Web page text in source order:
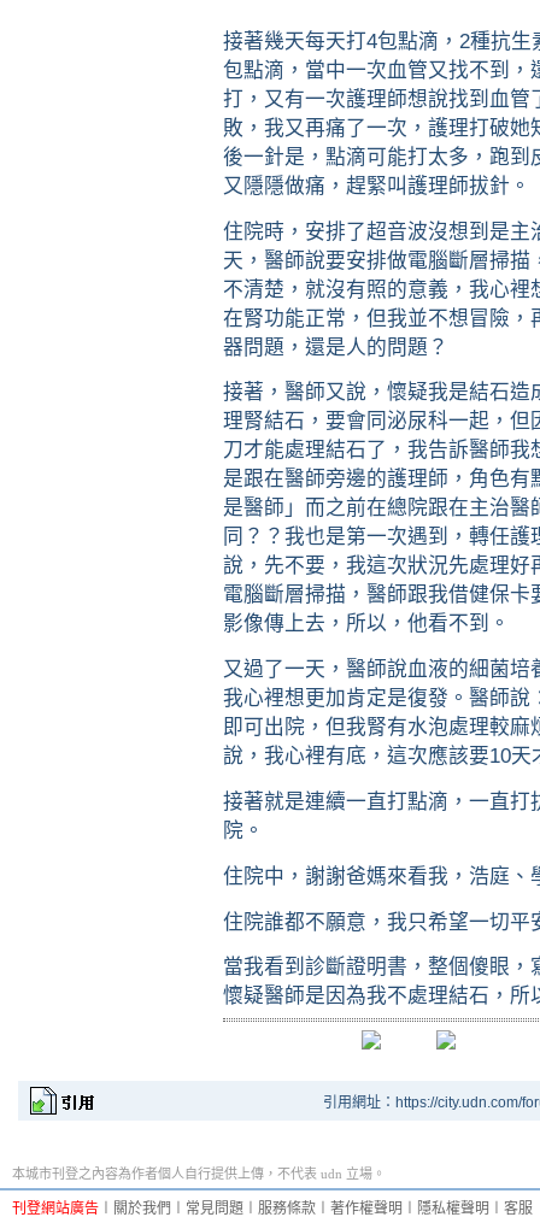
接著幾天每天打4包點滴，2種抗
包點滴，當中一次血管又找不到
打，又有一次護理師想說找到血
敗，我又再痛了一次，護理打破
後一針是，點滴可能打太多，跑
又隱隱做痛，趕緊叫護理師拔針。
住院時，安排了超音波沒想到是
天，醫師說要安排做電腦斷層掃
不清楚，就沒有照的意義，我心
在腎功能正常，但我並不想冒險
器問題，還是人的問題？
接著，醫師又說，懷疑我是結石
理腎結石，要會同泌尿科一起，
刀才能處理結石了，我告訴醫師
是跟在醫師旁邊的護理師，角色
是醫師」而之前在總院跟在主治
同？？我也是第一次遇到，轉任
說，先不要，我這次狀況先處理
電腦斷層掃描，醫師跟我借健保
影像傳上去，所以，他看不到。
又過了一天，醫師說血液的細菌
我心裡想更加肯定是復發。醫師
即可出院，但我腎有水泡處理較
說，我心裡有底，這次應該要10天
接著就是連續一直打點滴，一直
院。
住院中，謝謝爸媽來看我，浩庭、
住院誰都不願意，我只希望一切平
當我看到診斷證明書，整個傻眼
懷疑醫師是因為我不處理結石，所
引用網址：https://city.udn.com/
本城市刊登之內容為作者個人自行提供上傳，不代表 udn 立場。
刊登網站廣告 關於我們 常見問題 服務條款 著作權聲明 隱私權聲明 客服